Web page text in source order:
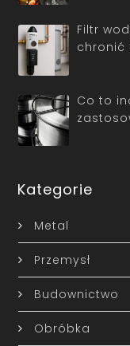
Filtr
chronić
Co to
Kategorie
Metal
Przemysł
Budownictwo
Obróbka